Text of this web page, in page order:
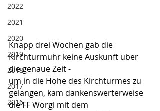
2022
2021
2020
2019
2018
2017
2016
Knapp drei Wochen gab die
Kirchturmuhr keine Auskunft über
die genaue Zeit -
um in die Höhe des Kirchturmes zu
gelangen, kam dankenswerterweise
die FF Wörgl mit dem